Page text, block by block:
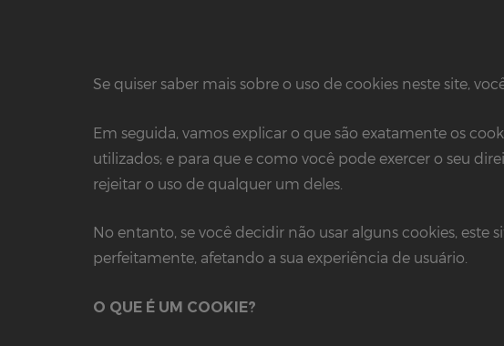
Se quiser saber mais sobre o uso de cookies neste site,
Em seguida, vamos explicar o que são exatamente os
utilizados; e para que e como você pode exercer o seu
rejeitar o uso de qualquer um deles.
No entanto, se você decidir não usar alguns cookies, este
perfeitamente, afetando a sua experiência de usuário.
O QUE É UM COOKIE?